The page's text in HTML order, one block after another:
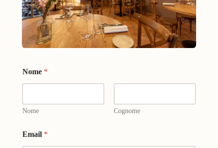
Nome *
Nome Cognome
Email *